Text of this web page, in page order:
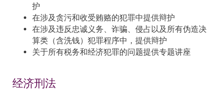
护
在涉及贪污和收受贿赂的犯罪中提供辩护
在涉及违反忠诚义务、诈骗、侵占以及所有伪造决
算类（含洗钱）犯罪程序中，提供辩护
关于所有税务和经济犯罪的问题提供专题讲座
经济刑法